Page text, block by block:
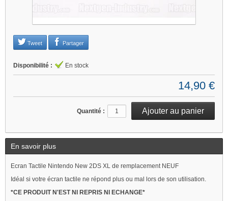
Tweet Partager
Disponibilité : En stock
14,90 €
Quantité :
En savoir plus
Ecran Tactile Nintendo New 2DS XL de remplacement NEUF
Idéal si votre écran tactile ne répond plus ou mal lors de son utilisation.
*CE PRODUIT N'EST NI REPRIS NI ECHANGE*